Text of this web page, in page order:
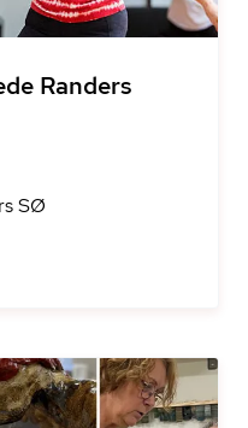
Randers
SØ